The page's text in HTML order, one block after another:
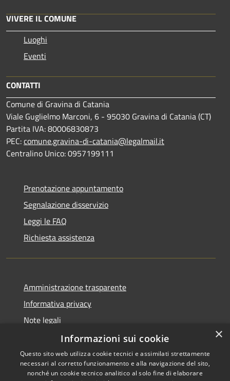
VIVERE IL COMUNE
Luoghi
Eventi
CONTATTI
Comune di Gravina di Catania
Viale Guglielmo Marconi, 6 - 95030 Gravina di Catania (CT)
Partita IVA: 80006830873
PEC:comune.gravina-di-catania@legalmail.it
Centralino Unico: 0957199111
Prenotazione appuntamento
Segnalazione disservizio
Leggi le FAQ
Richiesta assistenza
Amministrazione trasparente
Informativa privacy
Note legali
Dichiarazione di accessibilità
×
Informazioni sui cookie
Questo sito web utilizza cookie tecnici e assimilati strettamente
necessari al corretto funzionamento e alla navigazione del sito,
nonché un cookie tecnico analitico al solo fine di elaborare